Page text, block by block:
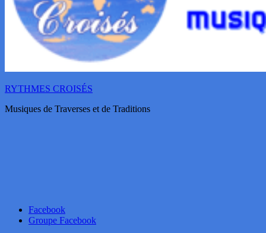
RYTHMES CROISÉS
Musiques de Traverses et de Traditions
Facebook
Groupe Facebook